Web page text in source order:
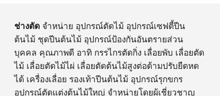
ช่างตัด จำหน่าย อุปกรณ์ตัดไม้ อุปกรณ์เซฟตี้ปีน
ต้นไม้ ชุดปีนต้นไม้ อุปกรณ์ป้องกันอันตรายส่วน
บุคคล คุณภาพดี อาทิ กรรไกรตัดกิ่ง เลื่อยพับ เลื่อยตัด
ไม้ เลื่อยตัดไม้ไผ่ เลื่อยตัดต้นไม้สูงต่อด้ามปรับยืดหด
ได้ เครื่องเลื่อย รองเท้าปีนต้นไม้ อุปกรณ์รุกขกร
อุปกรณ์ตัดแต่งต้นไม้ใหญ่ จำหน่ายโดยผู้เชี่ยวชาญ